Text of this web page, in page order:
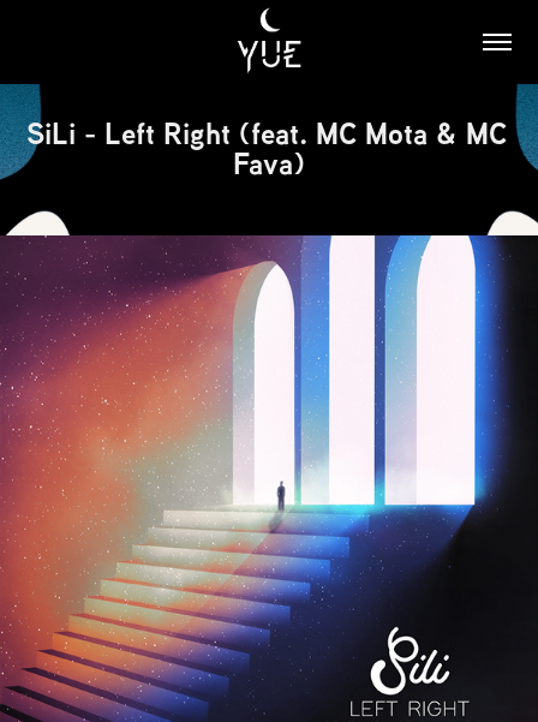
SiLi - Left Right (feat. MC Mota & MC
Fava)